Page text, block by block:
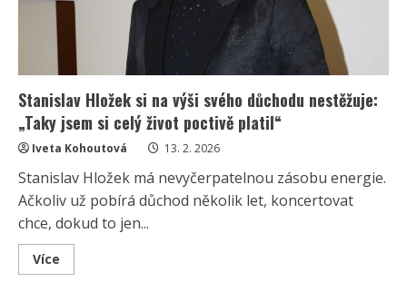
Stanislav Hložek si na výši svého důchodu nestěžuje:
„Taky jsem si celý život poctivě platil“
Iveta Kohoutová 13. 2. 2026
Stanislav Hložek má nevyčerpatelnou zásobu energie.
Ačkoliv už pobírá důchod několik let, koncertovat
chce, dokud to jen...
Více
more